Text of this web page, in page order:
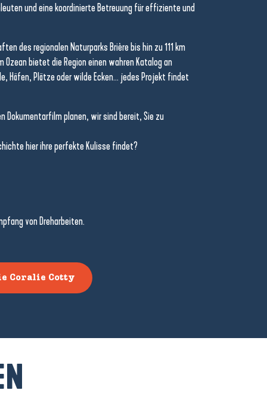
und eine koordinierte Betreuung für effiziente und
des regionalen Naturparks Brière bis hin zu 111 km
bietet die Region einen wahren Katalog an
Häfen, Plätze oder wilde Ecken… jedes Projekt findet
Dokumentarfilm planen, wir sind bereit, Sie zu
hier ihre perfekte Kulisse findet?
von Dreharbeiten.
Coralie Cotty